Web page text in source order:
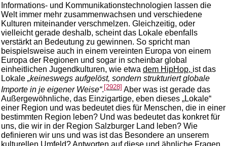
Informations- und Kommunikationstechnologien lassen die
Welt immer mehr zusammenwachsen und verschiedene
Kulturen miteinander verschmelzen. Gleichzeitig, oder
vielleicht gerade deshalb, scheint das Lokale ebenfalls
verstärkt an Bedeutung zu gewinnen. So spricht man
beispielsweise auch in einem vereinten Europa von einem
Europa der Regionen und sogar in scheinbar global
einheitlichen Jugendkulturen, wie etwa dem HipHop, ist das
Lokale „keineswegs aufgelöst, sondern strukturiert globale
Importe in je eigener Weise“. [2928] Aber was ist gerade das
Außergewöhnliche, das Einzigartige, eben dieses „Lokale“
einer Region und was bedeutet dies für Menschen, die in einer
bestimmten Region leben? Und was bedeutet das konkret für
uns, die wir in der Region Salzburger Land leben? Wie
definieren wir uns und was ist das Besondere an unserem